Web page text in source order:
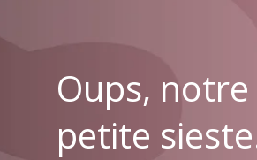
Oups,
petite